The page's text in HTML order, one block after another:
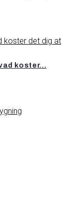
koster...